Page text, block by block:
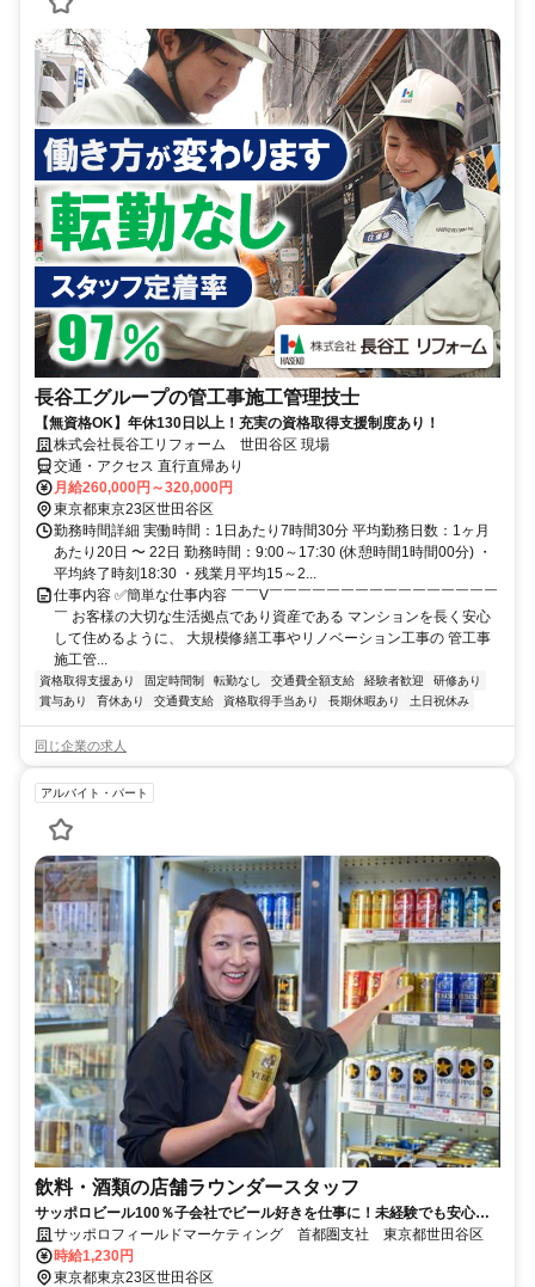
長谷工グループの管工事施工管理技士
【無資格OK】年休130日以上！充実の資格取得支援制度あり！
株式会社長谷工リフォーム 世田谷区 現場
交通・アクセス 直行直帰あり
月給260,000円～320,000円
東京都東京23区世田谷区
勤務時間詳細 実働時間：1日あたり7時間30分 平均勤務日数：1ヶ月
あたり20日 〜 22日 勤務時間：9:00～17:30 (休憩時間1時間00分) ・
平均終了時刻18:30 ・残業月平均15～2...
仕事内容 ✅簡単な仕事内容 ￣￣V￣￣￣￣￣￣￣￣￣￣￣￣￣￣￣￣
￣ お客様の大切な生活拠点であり資産である マンションを長く安心
して住めるように、 大規模修繕工事やリノベーション工事の 管工事
施工管...
資格取得支援あり 固定時間制 転勤なし 交通費全額支給 経験者歓迎
研修あり
賞与あり
育休あり 交通費支給 資格取得手当あり 長期休暇あり 土日祝休み
同じ企業の求人
アルバイト・パート
飲料・酒類の店舗ラウンダースタッフ
サッポロビール100％子会社でビール好きを仕事に！未経験でも安心し
て始められる土日休みの店舗営業職！
サッポロフィールドマーケティング 首都圏支社 東京都世田谷区
時給1,230円
東京都東京23区世田谷区